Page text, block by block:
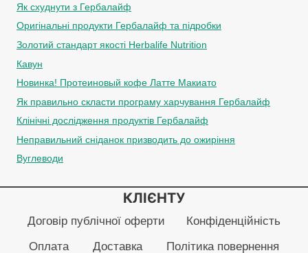
Як схуднути з Гербалайф
Оригінальні продукти Гербалайф та підробки
Золотий стандарт якості Herbalife Nutrition
Кавун
Новинка! Протеиновый кофе Латте Макиато
Як правильно скласти програму харчування Гербалайф
Клінічні дослідження продуктів Гербалайф
Неправильний сніданок призводить до ожиріння
Вуглеводи
КЛІЄНТУ
Договір публічної оферти
Конфіденційність
Оплата
Доставка Політика повернення